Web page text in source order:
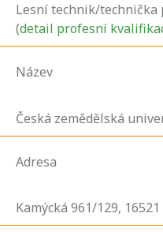
Lesní technik/technička
(detail profesní
Název
Česká zemědělská
Adresa
Kamýcká 961/129, 16521